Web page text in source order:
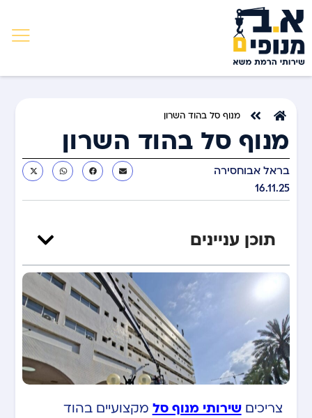
מנוף סל בהוד השרון
מנוף סל בהוד השרון
בראל אבוחסירה
16.11.25
תוכן עניינים
צריכיםשירותי מנוף סל מקצועיים בהוד